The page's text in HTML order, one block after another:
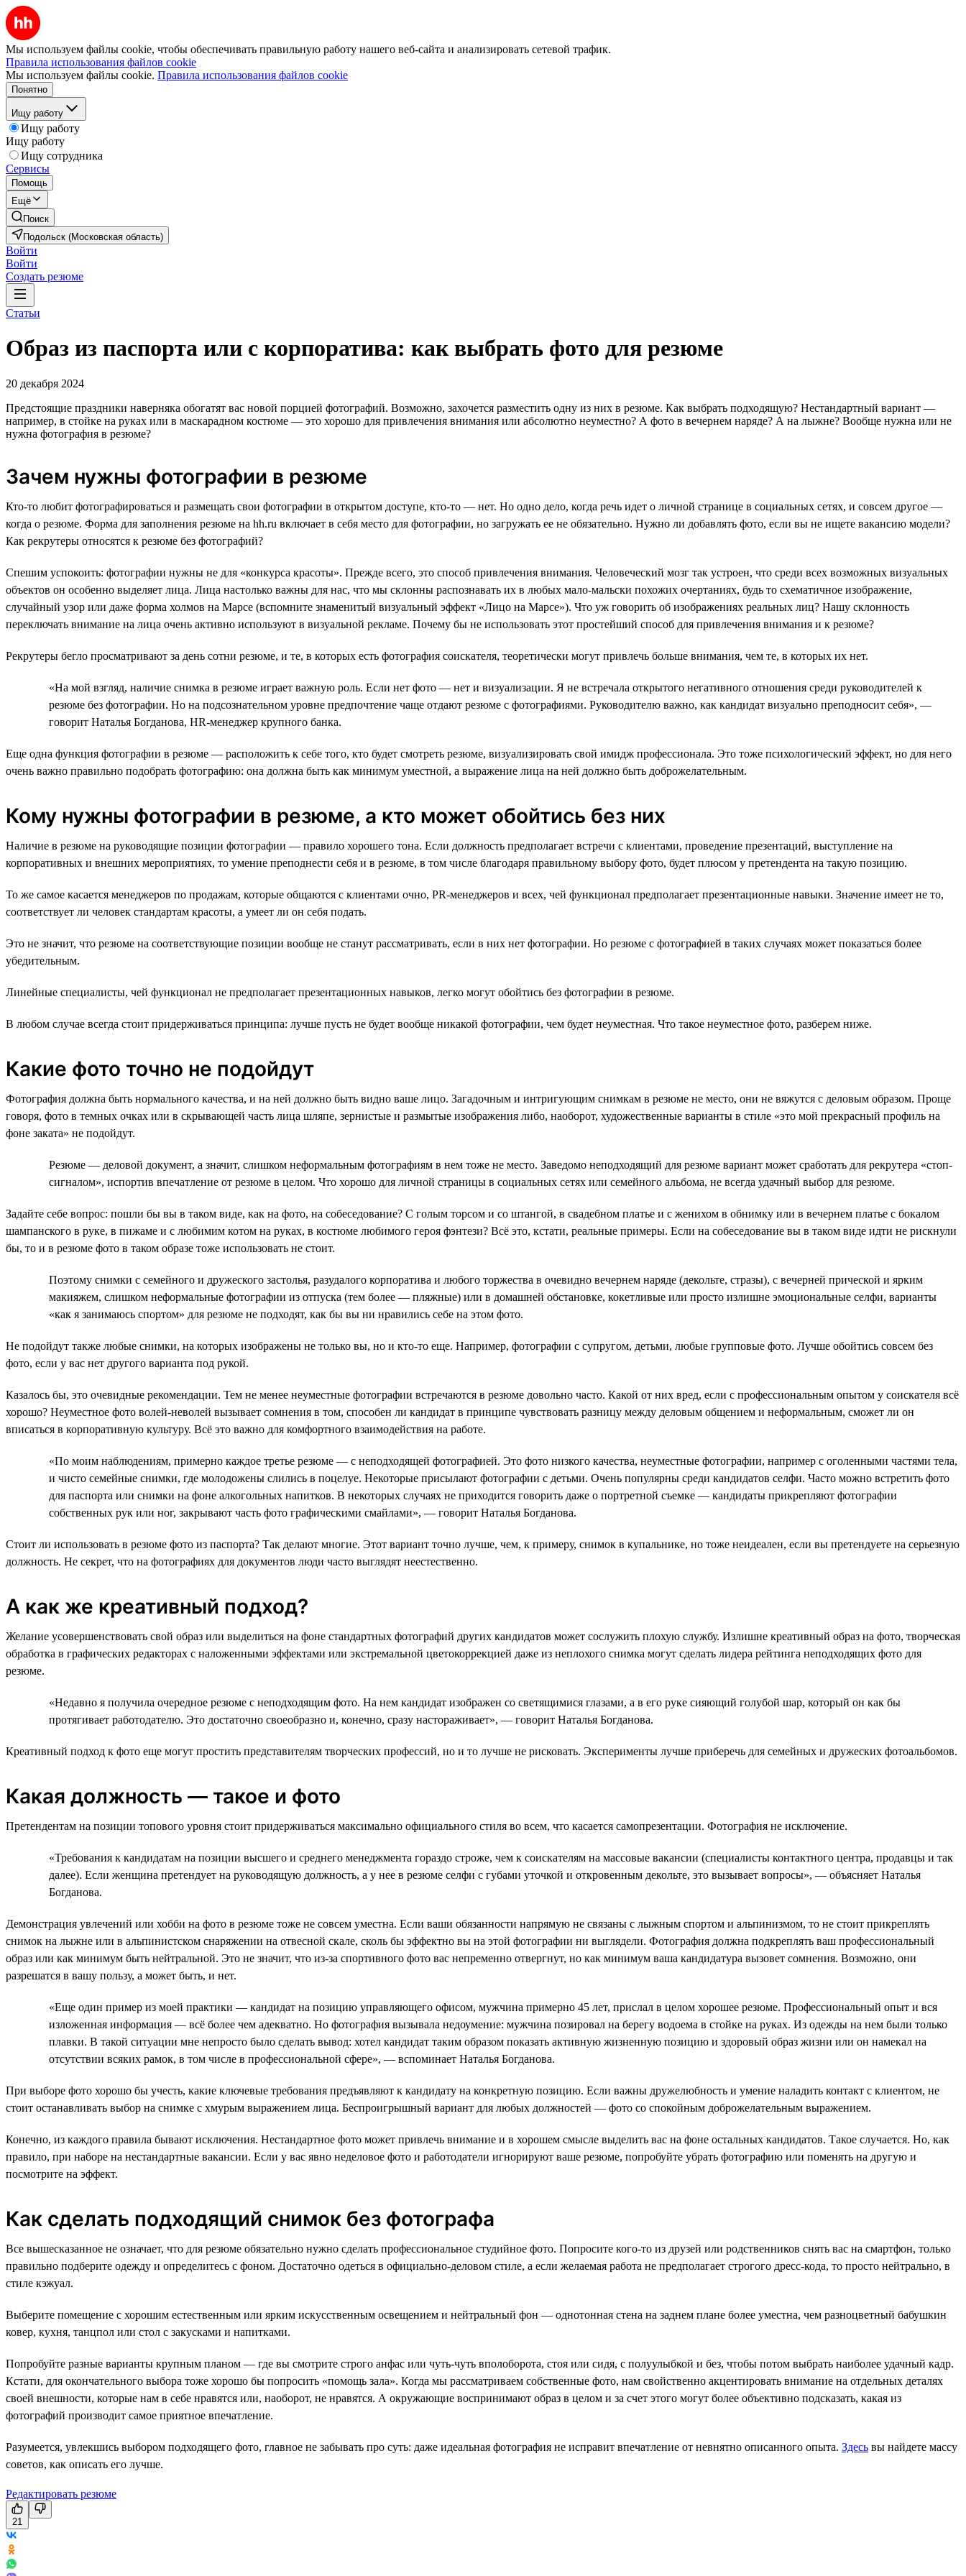
Мы используем файлы cookie, чтобы обеспечивать правильную работу нашего веб-сайта и анализировать сетевой трафик.
Правила использования файлов cookie
Мы используем файлы cookie. Правила использования файлов cookie
Понятно
Ищу работу
Ищу работу
Ищу работу
Ищу сотрудника
Сервисы
Помощь
Ещё
Поиск
Подольск (Московская область)
Войти
Войти
Создать резюме
Статьи
Образ из паспорта или с корпоратива: как выбрать фото для резюме
20 декабря 2024
Предстоящие праздники наверняка обогатят вас новой порцией фотографий. Возможно, захочется разместить одну из них в резюме. Как выбрать подходящую? Нестандартный вариант —
например, в стойке на руках или в маскарадном костюме — это хорошо для привлечения внимания или абсолютно неуместно? А фото в вечернем наряде? А на лыжне? Вообще нужна или не
нужна фотография в резюме?
Зачем нужны фотографии в резюме
Кто-то любит фотографироваться и размещать свои фотографии в открытом доступе, кто-то — нет. Но одно дело, когда речь идет о личной странице в социальных сетях, и совсем другое —
когда о резюме. Форма для заполнения резюме на hh.ru включает в себя место для фотографии, но загружать ее не обязательно. Нужно ли добавлять фото, если вы не ищете вакансию модели?
Как рекрутеры относятся к резюме без фотографий?
Спешим успокоить: фотографии нужны не для «конкурса красоты». Прежде всего, это способ привлечения внимания. Человеческий мозг так устроен, что среди всех возможных визуальных
объектов он особенно выделяет лица. Лица настолько важны для нас, что мы склонны распознавать их в любых мало-мальски похожих очертаниях, будь то схематичное изображение,
случайный узор или даже форма холмов на Марсе (вспомните знаменитый визуальный эффект «Лицо на Марсе»). Что уж говорить об изображениях реальных лиц? Нашу склонность
переключать внимание на лица очень активно используют в визуальной рекламе. Почему бы не использовать этот простейший способ для привлечения внимания и к резюме?
Рекрутеры бегло просматривают за день сотни резюме, и те, в которых есть фотография соискателя, теоретически могут привлечь больше внимания, чем те, в которых их нет.
«На мой взгляд, наличие снимка в резюме играет важную роль. Если нет фото — нет и визуализации. Я не встречала открытого негативного отношения среди руководителей к
резюме без фотографии. Но на подсознательном уровне предпочтение чаще отдают резюме с фотографиями. Руководителю важно, как кандидат визуально преподносит себя», —
говорит Наталья Богданова, HR-менеджер крупного банка.
Еще одна функция фотографии в резюме — расположить к себе того, кто будет смотреть резюме, визуализировать свой имидж профессионала. Это тоже психологический эффект, но для него
очень важно правильно подобрать фотографию: она должна быть как минимум уместной, а выражение лица на ней должно быть доброжелательным.
Кому нужны фотографии в резюме, а кто может обойтись без них
Наличие в резюме на руководящие позиции фотографии — правило хорошего тона. Если должность предполагает встречи с клиентами, проведение презентаций, выступление на
корпоративных и внешних мероприятиях, то умение преподнести себя и в резюме, в том числе благодаря правильному выбору фото, будет плюсом у претендента на такую позицию.
То же самое касается менеджеров по продажам, которые общаются с клиентами очно, PR-менеджеров и всех, чей функционал предполагает презентационные навыки. Значение имеет не то,
соответствует ли человек стандартам красоты, а умеет ли он себя подать.
Это не значит, что резюме на соответствующие позиции вообще не станут рассматривать, если в них нет фотографии. Но резюме с фотографией в таких случаях может показаться более
убедительным.
Линейные специалисты, чей функционал не предполагает презентационных навыков, легко могут обойтись без фотографии в резюме.
В любом случае всегда стоит придерживаться принципа: лучше пусть не будет вообще никакой фотографии, чем будет неуместная. Что такое неуместное фото, разберем ниже.
Какие фото точно не подойдут
Фотография должна быть нормального качества, и на ней должно быть видно ваше лицо. Загадочным и интригующим снимкам в резюме не место, они не вяжутся с деловым образом. Проще
говоря, фото в темных очках или в скрывающей часть лица шляпе, зернистые и размытые изображения либо, наоборот, художественные варианты в стиле «это мой прекрасный профиль на
фоне заката» не подойдут.
Резюме — деловой документ, а значит, слишком неформальным фотографиям в нем тоже не место. Заведомо неподходящий для резюме вариант может сработать для рекрутера «стоп-
сигналом», испортив впечатление от резюме в целом. Что хорошо для личной страницы в социальных сетях или семейного альбома, не всегда удачный выбор для резюме.
Задайте себе вопрос: пошли бы вы в таком виде, как на фото, на собеседование? С голым торсом и со штангой, в свадебном платье и с женихом в обнимку или в вечернем платье с бокалом
шампанского в руке, в пижаме и с любимим котом на руках, в костюме любимого героя фэнтези? Всё это, кстати, реальные примеры. Если на собеседование вы в таком виде идти не рискнули
бы, то и в резюме фото в таком образе тоже использовать не стоит.
Поэтому снимки с семейного и дружеского застолья, разудалого корпоратива и любого торжества в очевидно вечернем наряде (декольте, стразы), с вечерней прической и ярким
макияжем, слишком неформальные фотографии из отпуска (тем более — пляжные) или в домашней обстановке, кокетливые или просто излишне эмоциональные селфи, варианты
«как я занимаюсь спортом» для резюме не подходят, как бы вы ни нравились себе на этом фото.
Не подойдут также любые снимки, на которых изображены не только вы, но и кто-то еще. Например, фотографии с супругом, детьми, любые групповые фото. Лучше обойтись совсем без
фото, если у вас нет другого варианта под рукой.
Казалось бы, это очевидные рекомендации. Тем не менее неуместные фотографии встречаются в резюме довольно часто. Какой от них вред, если с профессиональным опытом у соискателя всё
хорошо? Неуместное фото волей-неволей вызывает сомнения в том, способен ли кандидат в принципе чувствовать разницу между деловым общением и неформальным, сможет ли он
вписаться в корпоративную культуру. Всё это важно для комфортного взаимодействия на работе.
«По моим наблюдениям, примерно каждое третье резюме — с неподходящей фотографией. Это фото низкого качества, неуместные фотографии, например с оголенными частями тела,
и чисто семейные снимки, где молодожены слились в поцелуе. Некоторые присылают фотографии с детьми. Очень популярны среди кандидатов селфи. Часто можно встретить фото
для паспорта или снимки на фоне алкогольных напитков. В некоторых случаях не приходится говорить даже о портретной съемке — кандидаты прикрепляют фотографии
собственных рук или ног, закрывают часть фото графическими смайлами», — говорит Наталья Богданова.
Стоит ли использовать в резюме фото из паспорта? Так делают многие. Этот вариант точно лучше, чем, к примеру, снимок в купальнике, но тоже неидеален, если вы претендуете на серьезную
должность. Не секрет, что на фотографиях для документов люди часто выглядят неестественно.
А как же креативный подход?
Желание усовершенствовать свой образ или выделиться на фоне стандартных фотографий других кандидатов может сослужить плохую службу. Излишне креативный образ на фото, творческая
обработка в графических редакторах с наложенными эффектами или экстремальной цветокоррекцией даже из неплохого снимка могут сделать лидера рейтинга неподходящих фото для
резюме.
«Недавно я получила очередное резюме с неподходящим фото. На нем кандидат изображен со светящимися глазами, а в его руке сияющий голубой шар, который он как бы
протягивает работодателю. Это достаточно своеобразно и, конечно, сразу настораживает», — говорит Наталья Богданова.
Креативный подход к фото еще могут простить представителям творческих профессий, но и то лучше не рисковать. Эксперименты лучше приберечь для семейных и дружеских фотоальбомов.
Какая должность — такое и фото
Претендентам на позиции топового уровня стоит придерживаться максимально официального стиля во всем, что касается самопрезентации. Фотография не исключение.
«Требования к кандидатам на позиции высшего и среднего менеджмента гораздо строже, чем к соискателям на массовые вакансии (специалисты контактного центра, продавцы и так
далее). Если женщина претендует на руководящую должность, а у нее в резюме селфи с губами уточкой и откровенным декольте, это вызывает вопросы», — объясняет Наталья
Богданова.
Демонстрация увлечений или хобби на фото в резюме тоже не совсем уместна. Если ваши обязанности напрямую не связаны с лыжным спортом и альпинизмом, то не стоит прикреплять
снимок на лыжне или в альпинистском снаряжении на отвесной скале, сколь бы эффектно вы на этой фотографии ни выглядели. Фотография должна подкреплять ваш профессиональный
образ или как минимум быть нейтральной. Это не значит, что из-за спортивного фото вас непременно отвергнут, но как минимум ваша кандидатура вызовет сомнения. Возможно, они
разрешатся в вашу пользу, а может быть, и нет.
«Еще один пример из моей практики — кандидат на позицию управляющего офисом, мужчина примерно 45 лет, прислал в целом хорошее резюме. Профессиональный опыт и вся
изложенная информация — всё более чем адекватно. Но фотография вызывала недоумение: мужчина позировал на берегу водоема в стойке на руках. Из одежды на нем были только
плавки. В такой ситуации мне непросто было сделать вывод: хотел кандидат таким образом показать активную жизненную позицию и здоровый образ жизни или он намекал на
отсутствии всяких рамок, в том числе в профессиональной сфере», — вспоминает Наталья Богданова.
При выборе фото хорошо бы учесть, какие ключевые требования предъявляют к кандидату на конкретную позицию. Если важны дружелюбность и умение наладить контакт с клиентом, не
стоит останавливать выбор на снимке с хмурым выражением лица. Беспроигрышный вариант для любых должностей — фото со спокойным доброжелательным выражением.
Конечно, из каждого правила бывают исключения. Нестандартное фото может привлечь внимание и в хорошем смысле выделить вас на фоне остальных кандидатов. Такое случается. Но, как
правило, при наборе на нестандартные вакансии. Если у вас явно неделовое фото и работодатели игнорируют ваше резюме, попробуйте убрать фотографию или поменять на другую и
посмотрите на эффект.
Как сделать подходящий снимок без фотографа
Все вышесказанное не означает, что для резюме обязательно нужно сделать профессиональное студийное фото. Попросите кого-то из друзей или родственников снять вас на смартфон, только
правильно подберите одежду и определитесь с фоном. Достаточно одеться в официально-деловом стиле, а если желаемая работа не предполагает строгого дресс-кода, то просто нейтрально, в
стиле кэжуал.
Выберите помещение с хорошим естественным или ярким искусственным освещением и нейтральный фон — однотонная стена на заднем плане более уместна, чем разноцветный бабушкин
ковер, кухня, танцпол или стол с закусками и напитками.
Попробуйте разные варианты крупным планом — где вы смотрите строго анфас или чуть-чуть вполоборота, стоя или сидя, с полуулыбкой и без, чтобы потом выбрать наиболее удачный кадр.
Кстати, для окончательного выбора тоже хорошо бы попросить «помощь зала». Когда мы рассматриваем собственные фото, нам свойственно акцентировать внимание на отдельных деталях
своей внешности, которые нам в себе нравятся или, наоборот, не нравятся. А окружающие воспринимают образ в целом и за счет этого могут более объективно подсказать, какая из
фотографий производит самое приятное впечатление.
Разумеется, увлекшись выбором подходящего фото, главное не забывать про суть: даже идеальная фотография не исправит впечатление от невнятно описанного опыта. Здесь вы найдете массу
советов, как описать его лучше.
Редактировать резюме
21